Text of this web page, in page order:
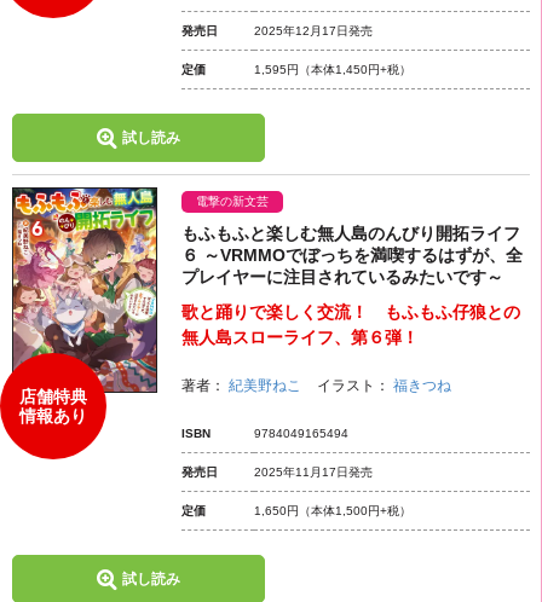
発売日 2025年12月17日発売
定価 1,595円 （本体1,450円+税）
試し読み
店舗特典
情報あり
電撃の新文芸
もふもふと楽しむ無人島のんびり開拓ライフ
６ ～VRMMOでぼっちを満喫するはずが、全
プレイヤーに注目されているみたいです～
歌と踊りで楽しく交流！ もふもふ仔狼との
無人島スローライフ、第６弾！
著者： 紀美野ねこ イラスト： 福きつね
ISBN 9784049165494
発売日 2025年11月17日発売
定価 1,650円 （本体1,500円+税）
試し読み